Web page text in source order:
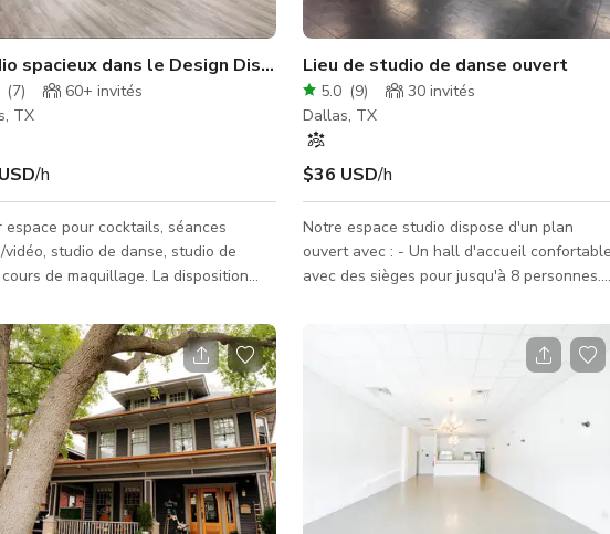
bambous.
spacieux dans le Design District / Production
(7) 60+ invités
TX
/h
espace pour cocktails, séances
studio de danse, studio de
de maquillage. La disposition
avec 9 postes, une salle de
et une salle de studio. L'espace est
de 35 et Oak Lawn et près de Trinity
Beaucoup de places de parking.
75 personnes debout et 50 assises
être accueillies confortablement.
cours de yoga, environ 25-30
peuvent être accueillies conforta
Lieu de studio de danse ouvert
5.0 (9) 30 invités
Dallas, TX
$36 USD/h
Notre espace studio dispose d'un plan
ouvert avec : - Un hall d'accueil confortable
avec des sièges pour jusqu'à 8 personnes.
toute utilisation et dispose d'un rideau
séparateur qui peut être ouvert pour
de revêtement de sol sportif rembourré dans
l'espace studio avec 24 pieds de miroirs,
deux barres de ballet de 6 pieds, et un
système sonore Bluetooth - Une salle de
pause/cuisine avec un di